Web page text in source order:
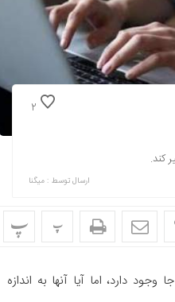
2
کند.
ارسال توسط : میگنا
پ پ
دارد، اما آیا آنها به اندازه